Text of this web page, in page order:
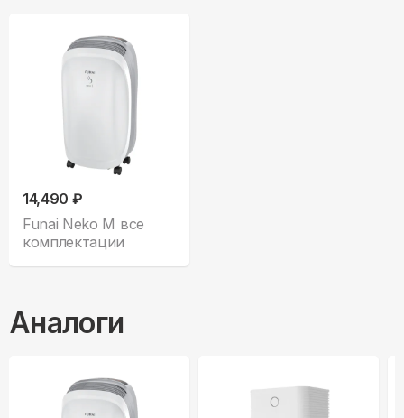
14,490 ₽
Funai Neko M все
комплектации
Аналоги